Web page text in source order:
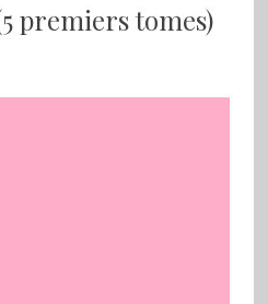
premiers tomes)